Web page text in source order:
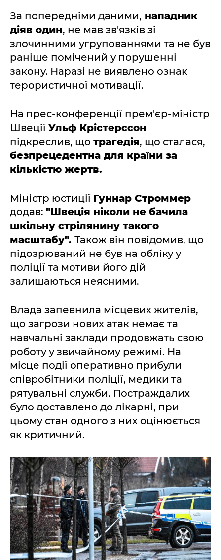
За попередніми даними, нападник
діяв один, не мав зв'язків зі
злочинними угрупованнями та не був
раніше помічений у порушенні
закону. Наразі не виявлено ознак
терористичної мотивації.
На прес-конференції прем'єр-міністр
Швеції Ульф Крістерссон
підкреслив, що трагедія, що сталася,
безпрецедентна для країни за
кількістю жертв.
Міністр юстиції Гуннар Строммер
додав: "Швеція ніколи не бачила
шкільну стрілянину такого
масштабу". Також він повідомив, що
підозрюваний не був на обліку у
поліції та мотиви його дій
залишаються неясними.
Влада запевнила місцевих жителів,
що загрози нових атак немає та
навчальні заклади продовжать свою
роботу у звичайному режимі. На
місце події оперативно прибули
співробітники поліції, медики та
рятувальні служби. Постраждалих
було доставлено до лікарні, при
цьому стан одного з них оцінюється
як критичний.